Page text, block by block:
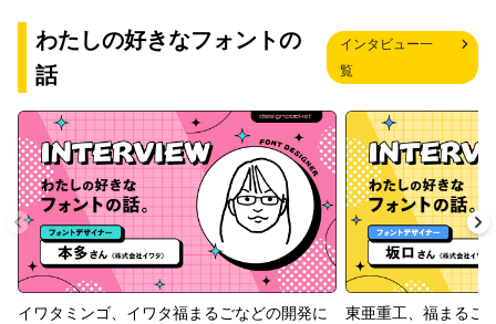
わたしの好きなフォントの
話
インタビュー一
覧
イワタミンゴ、イワタ福まるごなどの開発に
東亜重工、福まるご